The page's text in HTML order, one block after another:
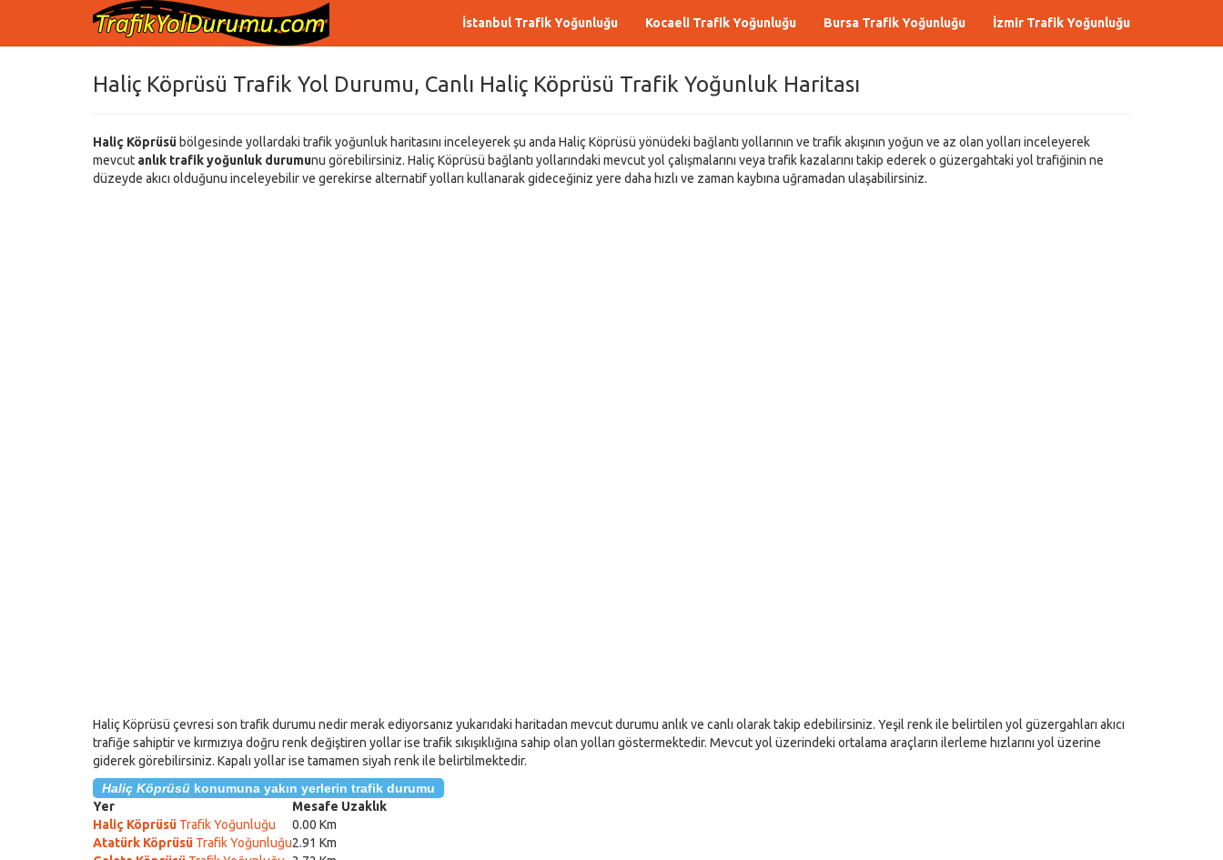
İstanbul Trafik Yoğunluğu Kocaeli Trafik Yoğunluğu Bursa Trafik Yoğunluğu İzmir Trafik Yoğunluğu
Haliç Köprüsü Trafik Yol Durumu, Canlı Haliç Köprüsü Trafik Yoğunluk Haritası
Haliç Köprüsü bölgesinde yollardaki trafik yoğunluk haritasını inceleyerek şu anda Haliç Köprüsü yönüdeki bağlantı yollarının ve trafik akışının yoğun ve az olan yolları inceleyerek
mevcut anlık trafik yoğunluk durumunu görebilirsiniz. Haliç Köprüsü bağlantı yollarındaki mevcut yol çalışmalarını veya trafik kazalarını takip ederek o güzergahtaki yol trafiğinin ne
düzeyde akıcı olduğunu inceleyebilir ve gerekirse alternatif yolları kullanarak gideceğiniz yere daha hızlı ve zaman kaybına uğramadan ulaşabilirsiniz.
Haliç Köprüsü çevresi son trafik durumu nedir merak ediyorsanız yukarıdaki haritadan mevcut durumu anlık ve canlı olarak takip edebilirsiniz. Yeşil renk ile belirtilen yol güzergahları akıcı
trafiğe sahiptir ve kırmızıya doğru renk değiştiren yollar ise trafik sıkışıklığına sahip olan yolları göstermektedir. Mevcut yol üzerindeki ortalama araçların ilerleme hızlarını yol üzerine
giderek görebilirsiniz. Kapalı yollar ise tamamen siyah renk ile belirtilmektedir.
Haliç Köprüsü konumuna yakın yerlerin trafik durumu
Yer
Mesafe Uzaklık
Haliç Köprüsü Trafik Yoğunluğu
0.00 Km
Atatürk Köprüsü Trafik Yoğunluğu2.91 Km